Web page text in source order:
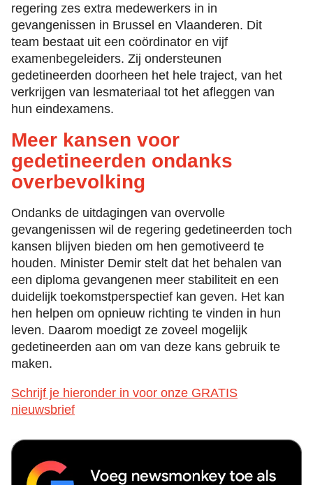
regering zes extra medewerkers in in
gevangenissen in Brussel en Vlaanderen. Dit
team bestaat uit een coördinator en vijf
examenbegeleiders. Zij ondersteunen
gedetineerden doorheen het hele traject, van het
verkrijgen van lesmateriaal tot het afleggen van
hun eindexamens.
Meer kansen voor
gedetineerden ondanks
overbevolking
Ondanks de uitdagingen van overvolle
gevangenissen wil de regering gedetineerden toch
kansen blijven bieden om hen gemotiveerd te
houden. Minister Demir stelt dat het behalen van
een diploma gevangenen meer stabiliteit en een
duidelijk toekomstperspectief kan geven. Het kan
hen helpen om opnieuw richting te vinden in hun
leven. Daarom moedigt ze zoveel mogelijk
gedetineerden aan om van deze kans gebruik te
maken.
Schrijf je hieronder in voor onze GRATIS
nieuwsbrief